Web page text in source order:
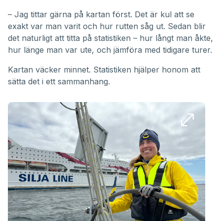
– Jag tittar gärna på kartan först. Det är kul att se
exakt var man varit och hur rutten såg ut. Sedan blir
det naturligt att titta på statistiken – hur långt man åkte,
hur länge man var ute, och jämföra med tidigare turer.
Kartan väcker minnet. Statistiken hjälper honom att
sätta det i ett sammanhang.